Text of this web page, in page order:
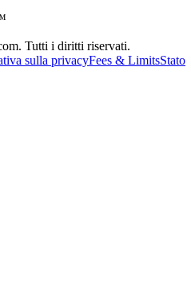
Tutti i diritti riservati.
sulla privacyFees & LimitsStato